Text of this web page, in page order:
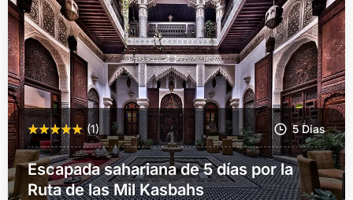
(1) 5 Días
Escapada sahariana de 5 días por la
Ruta de las Mil Kasbahs